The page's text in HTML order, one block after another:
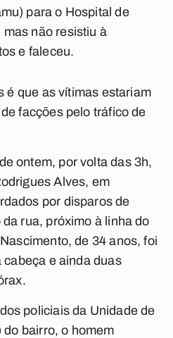
para o Hospital de
não resistiu à
e faleceu.
é que as vítimas estariam
facções pelo tráfico de
ontem, por volta das 3h,
Alves, em
por disparos de
rua, próximo à linha do
de 34 anos, foi
cabeça e ainda duas
policiais da Unidade de
bairro, o homem